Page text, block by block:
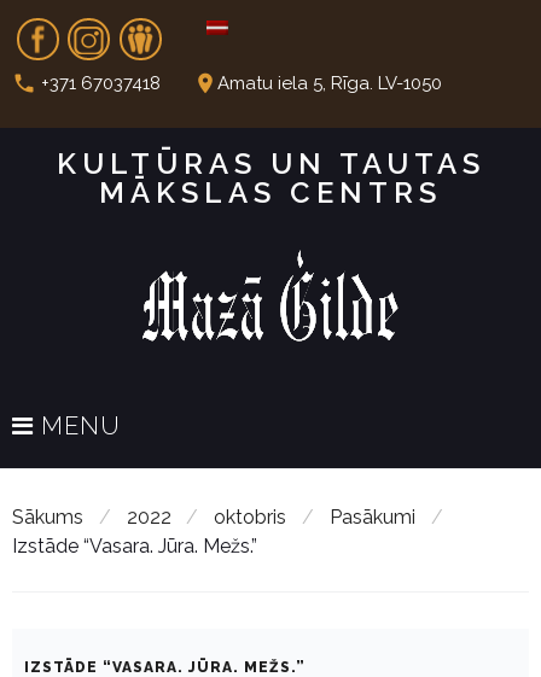
t
Fb In Dr
call +371 67037418 place Amatu iela 5, Rīga. LV-1050
KULTŪRAS UN TAUTAS
MĀKSLAS CENTRS
MENU
Sākums / 2022 / oktobris / Pasākumi
/
Izstāde “Vasara. Jūra. Mežs.”
IZSTĀDE “VASARA. JŪRA. MEŽS.”